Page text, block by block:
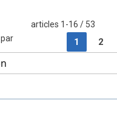
articles 1 -16 / 53
PageYou're
1 Page
2